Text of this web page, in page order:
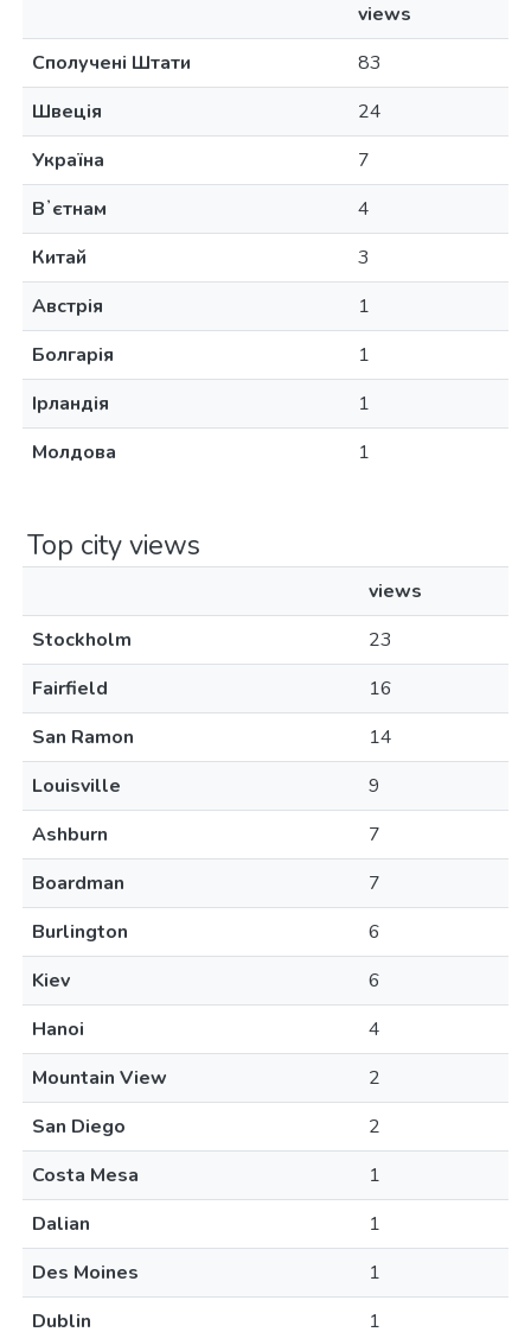
views
Сполучені Штати
83
Швеція
24
Україна
7
Вʼєтнам
4
Китай
3
Австрія
1
Болгарія
1
Ірландія
1
Молдова
1
Top city views
views
Stockholm
23
Fairfield
16
San Ramon
14
Louisville
9
Ashburn
7
Boardman
7
Burlington
6
Kiev
6
Hanoi
4
Mountain View
2
San Diego
2
Costa Mesa
1
Dalian
1
Des Moines
1
Dublin
1